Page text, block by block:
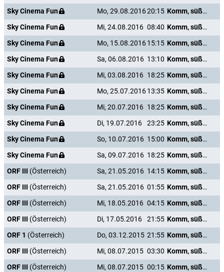
Sky Cinema Fun
Mo, 29.08.201620:15
Komm, süßer Tod
Sky Cinema Fun
Mi, 24.08.2016 08:40
Komm, süßer Tod
Sky Cinema Fun
Mo, 15.08.201615:15
Komm, süßer Tod
Sky Cinema Fun
Sa, 06.08.2016 13:10
Komm, süßer Tod
Sky Cinema Fun
Mi, 03.08.2016 18:25
Komm, süßer Tod
Sky Cinema Fun
Mo, 25.07.201613:35
Komm, süßer Tod
Sky Cinema Fun
Mi, 20.07.2016 18:25
Komm, süßer Tod
Sky Cinema Fun
Di, 19.07.2016 23:25
Komm, süßer Tod
Sky Cinema Fun
So, 10.07.2016 15:00
Komm, süßer Tod
Sky Cinema Fun
Sa, 09.07.2016 18:25
Komm, süßer Tod
ORF III (Österreich) Sa, 21.05.2016 14:15
Komm, süßer Tod
ORF III (Österreich) Sa, 21.05.2016 01:55
Komm, süßer Tod
ORF III (Österreich) Mi, 18.05.2016 04:15
Komm, süßer Tod
ORF III (Österreich) Di, 17.05.2016 21:55
Komm, süßer Tod
ORF 1 (Österreich) Do, 03.12.2015 21:55
Komm, süßer Tod
ORF III (Österreich) Mi, 08.07.2015 03:30
Komm, süßer Tod
ORF III (Österreich) Mi, 08.07.2015 00:15
Komm, süßer Tod